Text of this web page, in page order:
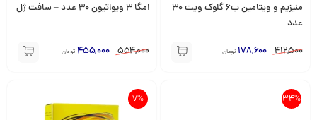
منیزیم و ویتامین ب6 گلوک ویت 30
عدد
412,500
178,600 تومان
امگا 3 ویواتیون 30 عدد – سافت ژل
554,000
455,000 تومان
34%
7%